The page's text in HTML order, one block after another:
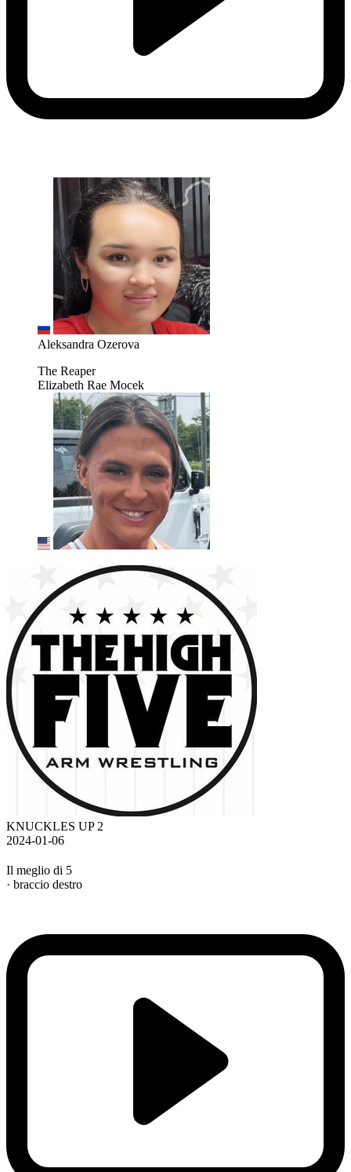
Aleksandra Ozerova
The Reaper
Elizabeth Rae Mocek
KNUCKLES UP 2
2024-01-06
Il meglio di 5
· braccio destro